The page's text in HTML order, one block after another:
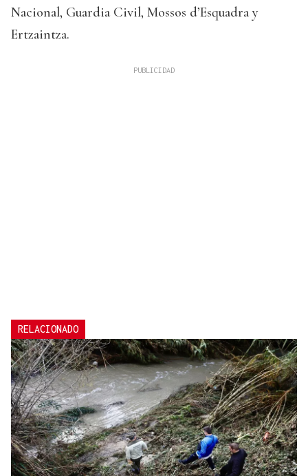
Nacional, Guardia Civil, Mossos d’Esquadra y
Ertzaintza.
RELACIONADO